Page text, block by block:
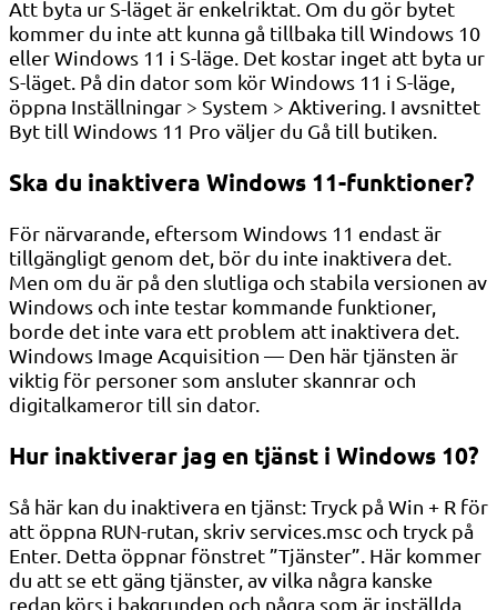
Att byta ur S-läget är enkelriktat. Om du gör bytet
kommer du inte att kunna gå tillbaka till Windows 10
eller Windows 11 i S-läge. Det kostar inget att byta ur
S-läget. På din dator som kör Windows 11 i S-läge,
öppna Inställningar > System > Aktivering. I avsnittet
Byt till Windows 11 Pro väljer du Gå till butiken.
Ska du inaktivera Windows 11-funktioner?
För närvarande, eftersom Windows 11 endast är
tillgängligt genom det, bör du inte inaktivera det.
Men om du är på den slutliga och stabila versionen av
Windows och inte testar kommande funktioner,
borde det inte vara ett problem att inaktivera det.
Windows Image Acquisition — Den här tjänsten är
viktig för personer som ansluter skannrar och
digitalkameror till sin dator.
Hur inaktiverar jag en tjänst i Windows 10?
Så här kan du inaktivera en tjänst: Tryck på Win + R för
att öppna RUN-rutan, skriv services.msc och tryck på
Enter. Detta öppnar fönstret ”Tjänster”. Här kommer
du att se ett gäng tjänster, av vilka några kanske
redan körs i bakgrunden och några som är inställda